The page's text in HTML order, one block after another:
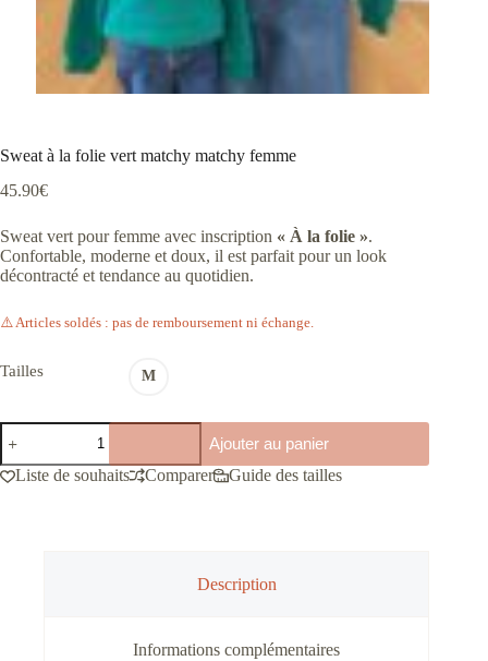
Sweat à la folie vert matchy matchy femme
45.90€
Sweat vert pour femme avec inscription « À la folie ».
Confortable, moderne et doux, il est parfait pour un look
décontracté et tendance au quotidien.
⚠️ Articles soldés : pas de remboursement ni échange.
Tailles M
quantité
de
Sweat
à
Ajouter au panier
Liste de souhaits
Comparer Guide des tailles
Description
Informations complémentaires